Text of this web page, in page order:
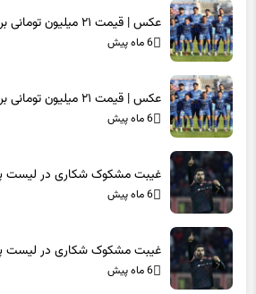
6 ماه پیش
6 ماه پیش